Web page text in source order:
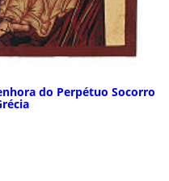
do Perpétuo Socorro